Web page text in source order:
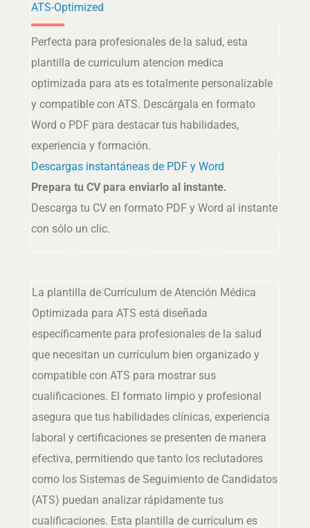
ATS-Optimized
Perfecta para profesionales de la salud, esta
plantilla de curriculum atencion medica
optimizada para ats es totalmente personalizable
y compatible con ATS. Descárgala en formato
Word o PDF para destacar tus habilidades,
experiencia y formación.
Descargas instantáneas de PDF y Word
Prepara tu CV para enviarlo al instante.
Descarga tu CV en formato PDF y Word al instante
con sólo un clic.
La plantilla de Currículum de Atención Médica
Optimizada para ATS está diseñada
específicamente para profesionales de la salud
que necesitan un currículum bien organizado y
compatible con ATS para mostrar sus
cualificaciones. El formato limpio y profesional
asegura que tus habilidades clínicas, experiencia
laboral y certificaciones se presenten de manera
efectiva, permitiendo que tanto los reclutadores
como los Sistemas de Seguimiento de Candidatos
(ATS) puedan analizar rápidamente tus
cualificaciones. Esta plantilla de currículum es